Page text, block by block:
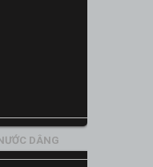
DÂNG